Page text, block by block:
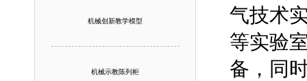
机械创新教学模型
机械示教陈列柜
气技术
等实验
备，同